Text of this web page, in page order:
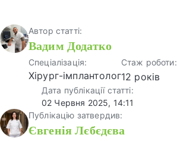
Автор статті:
Вадим Додатко
Спеціалізація:
Хірург-імплантолог
Стаж роботи:
12 років
Дата публікації статті:
02 Червня 2025, 14:11
Публікацію затвердив:
Євгенія Лєбєдєва